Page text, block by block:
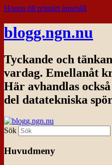
Hoppa till primärt innehåll
blogg.ngn.nu
Tyckande och
vardag. Emellanåt
Här avhandlas
del datatekniska
Sök
Huvudmeny